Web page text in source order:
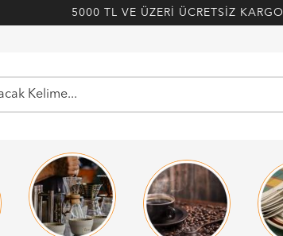
5000 TL VE ÜZERİ ÜCRETSİZ KARGO